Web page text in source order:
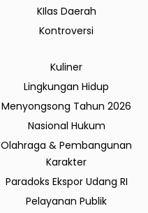
KIlas Daerah
Kontroversi
Kuliner
Lingkungan Hidup
Menyongsong Tahun 2026
Nasional Hukum
Olahraga & Pembangunan
Karakter
Paradoks Ekspor Udang RI
Pelayanan Publik